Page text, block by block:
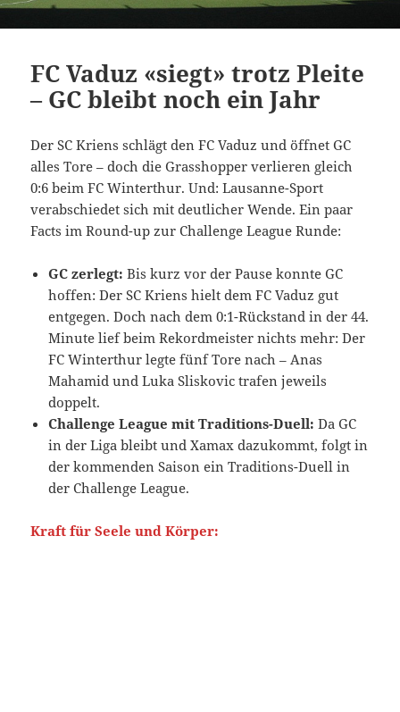
FC Vaduz «siegt» trotz Pleite
– GC bleibt noch ein Jahr
Der SC Kriens schlägt den FC Vaduz und öffnet GC
alles Tore – doch die Grasshopper verlieren gleich
0:6 beim FC Winterthur. Und: Lausanne-Sport
verabschiedet sich mit deutlicher Wende. Ein paar
Facts im Round-up zur Challenge League Runde:
GC zerlegt: Bis kurz vor der Pause konnte GC
hoffen: Der SC Kriens hielt dem FC Vaduz gut
entgegen. Doch nach dem 0:1-Rückstand in der 44.
Minute lief beim Rekordmeister nichts mehr: Der
FC Winterthur legte fünf Tore nach – Anas
Mahamid und Luka Sliskovic trafen jeweils
doppelt.
Challenge League mit Traditions-Duell: Da GC
in der Liga bleibt und Xamax dazukommt, folgt in
der kommenden Saison ein Traditions-Duell in
der Challenge League.
Kraft für Seele und Körper: